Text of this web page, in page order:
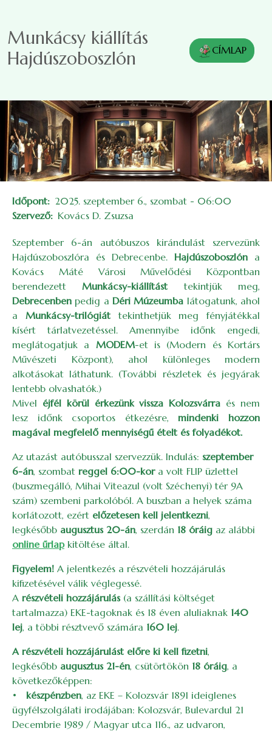
Munkácsy kiállítás
Hajdúszoboszlón
CÍMLAP
Időpont
2025. szeptember 6., szombat - 06:00
Szervező
Kovács D. Zsuzsa
Szeptember 6-án autóbuszos kirándulást szervezünk
Hajdúszoboszlóra és Debrecenbe. Hajdúszoboszlón a
Kovács Máté Városi Művelődési Központban
berendezettMunkácsy-kiállítást tekintjük meg,
Debrecenben pedig a Déri Múzeumba látogatunk, ahol
a Munkácsy-trilógiáttekinthetjük meg fényjátékkal
kísért tárlatvezetéssel. Amennyibe időnk engedi,
meglátogatjuk a MODEM-et is (Modern és Kortárs
Művészeti Központ), ahol különleges modern
alkotásokat láthatunk. (További részletek és jegyárak
lentebb olvashatók.)
Mivel éjfél körül érkezünk vissza Kolozsvárra és nem
lesz időnk csoportos étkezésre,mindenki hozzon
magával megfelelő mennyiségű ételt és folyadékot.
Az utazást autóbusszal szervezzük. Indulás: szeptember
6-án, szombat reggel 6:00-kora volt FLIP üzlettel
(buszmegálló, Mihai Viteazul (volt Széchenyi) tér 9A
szám) szembeni parkolóból. A buszban a helyek száma
korlátozott, ezért előzetesen kell jelentkezni,
legkésőbb augusztus 20-án, szerdán 18 óráig az alábbi
online űrlapkitöltése által.
Figyelem! A jelentkezés a részvételi hozzájárulás
kifizetésével válik véglegessé.
A részvételi hozzájárulás (a szállítási költséget
tartalmazza) EKE-tagoknak és 18 éven aluliaknak 140
lej, a többi résztvevő számára 160 lej.
A részvételi hozzájárulást előre ki kell fizetni,
legkésőbb augusztus 21-én, csütörtökön 18 óráig, a
következőképpen:
• készpénzben, az EKE – Kolozsvár 1891 ideiglenes
ügyfélszolgálati irodájában: Kolozsvár, Bulevardul 21
Decembrie 1989 / Magyar utca 116., az udvaron,